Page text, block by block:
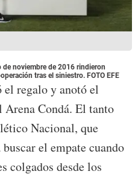
de noviembre de 2016 rindieron
tras el siniestro. FOTO EFE
el regalo y anotó el
Condá. El tanto
Nacional, que
el empate cuando
colgados desde los